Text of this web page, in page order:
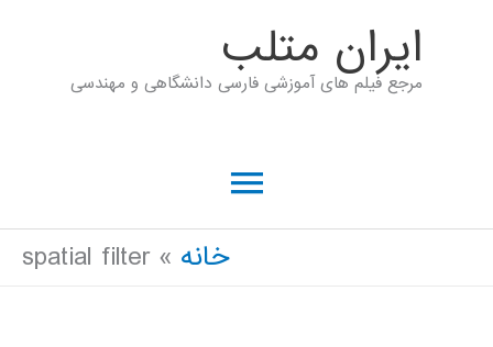
ايران متلب
مرجع فیلم های آموزشی فارسی دانشگاهی و مهندسی
فهرست
اصلی
خانه spatial filter